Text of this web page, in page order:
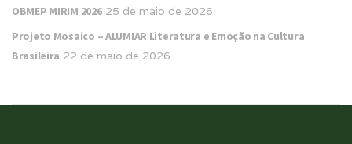
OBMEP MIRIM 2026 25 de maio de 2026
Projeto Mosaico – ALUMIAR Literatura e Emoção na Cultura
Brasileira 22 de maio de 2026